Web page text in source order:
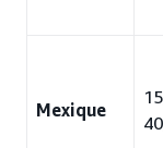
Mexique